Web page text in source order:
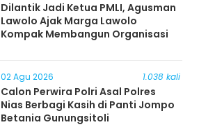
Dilantik Jadi Ketua PMLI, Agusman
Lawolo Ajak Marga Lawolo
Kompak Membangun Organisasi
02 Agu 2026 1.038 kali
Calon Perwira Polri Asal Polres
Nias Berbagi Kasih di Panti Jompo
Betania Gunungsitoli